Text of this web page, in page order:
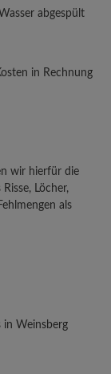
abgespült
in Rechnung
wir hierfür die
Löcher,
als
in Weinsberg